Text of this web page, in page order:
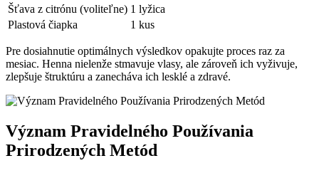
Šťava​ z citrónu (voliteľne) 1 lyžica
Plastová ​čiapka
1 kus
Pre dosiahnutie⁢ optimálnych výsledkov opakujte proces raz za
⁢mesiac. Henna nielenže stmavuje ‍vlasy, ale zároveň ich vyživuje,⁤
zlepšuje štruktúru a ⁢zanecháva ich‍ lesklé a zdravé.
Význam Pravidelného ‌Používania
⁢Prirodzených Metód